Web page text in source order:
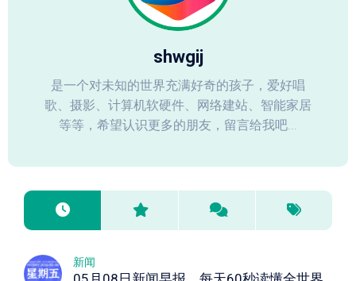
shwgij
是一个对未知的世界充满好奇的孩子，爱好唱
歌、摄影、计算机软硬件、网络建站、智能家居
等等，希望认识更多的朋友，留言给我吧...
新闻